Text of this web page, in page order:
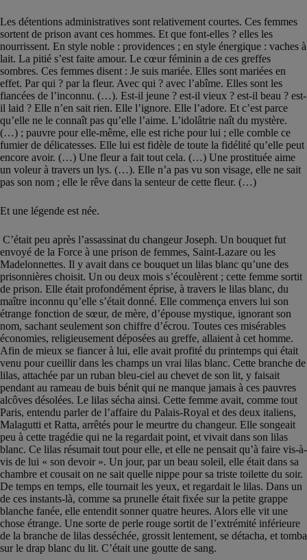
Les détentions administratives sont relativement courtes. Ces femmes
sortent de prison avant ces hommes. Et que font-elles ? elles les
nourrissent. En style noble : providences ; en style énergique : vaches à
lait. La pitié s’est faite amour. Le cœur féminin a de ces greffes
sombres. Ces femmes disent : Je suis mariée. Elles sont mariées en
effet. Par qui ? par la fleur. Avec qui ? avec l’abîme. Elles sont les
fiancées de l’inconnu. (…). Est-il jeune ? est-il vieux ? est-il beau ? est-
il laid ? Elle n’en sait rien. Elle l’ignore. Elle l’adore. Et c’est parce
qu’elle ne le connaît pas qu’elle l’aime. L’idolâtrie naît du mystère.
(…) ; pauvre pour elle-même, elle est riche pour lui ; elle comble ce
fumier de délicatesses. Elle lui est fidèle de toute la fidélité qu’elle peut
encore avoir. (…) Une fleur a fait tout cela. (…) Une prostituée aime
un voleur à travers un lys. (…). Elle n’a pas vu son visage, elle ne sait
pas son nom ; elle le rêve dans la senteur de cette fleur. (…)
Et une légende est née.
C’était peu après l’assassinat du changeur Joseph. Un bouquet fut
envoyé de la Force à une prison de femmes, Saint-Lazare ou les
Madelonnettes. Il y avait dans ce bouquet un lilas blanc qu’une des
prisonnières choisit. Un ou deux mois s’écoulèrent ; cette femme sortit
de prison. Elle était profondément éprise, à travers le lilas blanc, du
maître inconnu qu’elle s’était donné. Elle commença envers lui son
étrange fonction de sœur, de mère, d’épouse mystique, ignorant son
nom, sachant seulement son chiffre d’écrou. Toutes ces misérables
économies, religieusement déposées au greffe, allaient à cet homme.
Afin de mieux se fiancer à lui, elle avait profité du printemps qui était
venu pour cueillir dans les champs un vrai lilas blanc. Cette branche de
lilas, attachée par un ruban bleu-ciel au chevet de son lit, y faisait
pendant au rameau de buis bénit qui ne manque jamais à ces pauvres
alcôves désolées. Le lilas sécha ainsi. Cette femme avait, comme tout
Paris, entendu parler de l’affaire du Palais-Royal et des deux italiens,
Malagutti et Ratta, arrêtés pour le meurtre du changeur. Elle songeait
peu à cette tragédie qui ne la regardait point, et vivait dans son lilas
blanc. Ce lilas résumait tout pour elle, et elle ne pensait qu’à faire vis-à-
vis de lui « son devoir ». Un jour, par un beau soleil, elle était dans sa
chambre et cousait on ne sait quelle nippe pour sa triste toilette du soir.
De temps en temps, elle tournait les yeux, et regardait le lilas. Dans un
de ces instants-là, comme sa prunelle était fixée sur la petite grappe
blanche fanée, elle entendit sonner quatre heures. Alors elle vit une
chose étrange. Une sorte de perle rouge sortit de l’extrémité inférieure
de la branche de lilas desséchée, grossit lentement, se détacha, et tomba
sur le drap blanc du lit. C’était une goutte de sang.